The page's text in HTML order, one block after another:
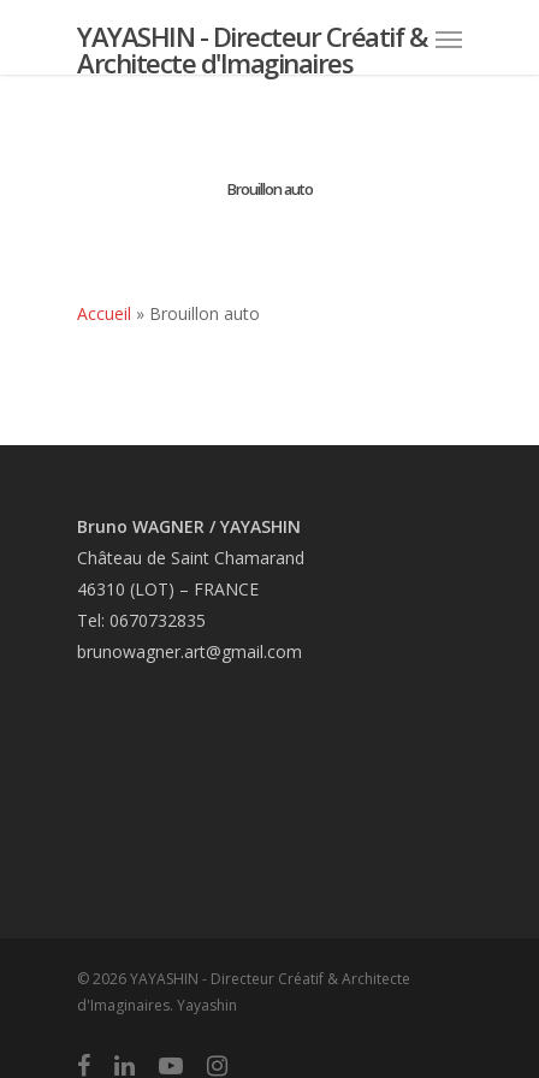
YAYASHIN - Directeur Créatif &
Architecte d'Imaginaires
Brouillon auto
Accueil » Brouillon auto
Bruno WAGNER / YAYASHIN
Château de Saint Chamarand
46310 (LOT) – FRANCE
Tel: 0670732835
brunowagner.art@gmail.com
© 2026 YAYASHIN - Directeur Créatif & Architecte
d'Imaginaires. Yayashin